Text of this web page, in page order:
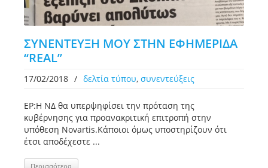
ΣΥΝΕΝΤΕΥΞΗ ΜΟΥ ΣΤΗΝ ΕΦΗΜΕΡΙΔΑ
“REAL”
17/02/2018 / δελτία τύπου, συνεντεύξεις
ΕΡ:Η ΝΔ θα υπερψηφίσει την πρόταση της
κυβέρνησης για προανακριτική επιτροπή στην
υπόθεση Novartis.Κάποιοι όμως υποστηρίζουν ότι
έτσι αποδέχεστε ...
Περισσότερα